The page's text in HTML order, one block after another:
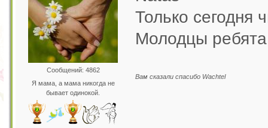
Сообщений: 4862
Я мама, а мама никогда не
бывает одинокой.
Только сегодня
Молодцы
Вам сказали спасибо Wachtel